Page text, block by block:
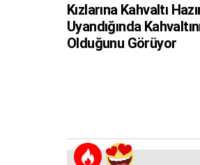
Kızlarına Kahvaltı
Uyandığında
Olduğunu Görüyor